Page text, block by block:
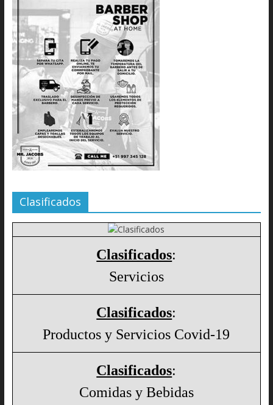
Clasificados
Clasificados:
Servicios
Clasificados:
Productos y Servicios Covid-19
Clasificados:
Comidas y Bebidas